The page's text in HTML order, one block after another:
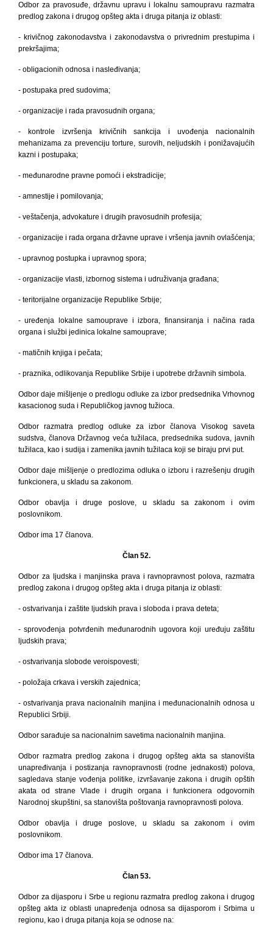
Odbor za pravosuđe, državnu upravu i lokalnu samoupravu razmatra
predlog zakona i drugog opšteg akta i druga pitanja iz oblasti:
- krivičnog zakonodavstva i zakonodavstva o privrednim prestupima i
prekršajima;
- obligacionih odnosa i nasleđivanja;
- postupaka pred sudovima;
- organizacije i rada pravosudnih organa;
- kontrole izvršenja krivičnih sankcija i uvođenja nacionalnih
mehanizama za prevenciju torture, surovih, neljudskih i ponižavajućih
kazni i postupaka;
- međunarodne pravne pomoći i ekstradicije;
- amnestije i pomilovanja;
- veštačenja, advokature i drugih pravosudnih profesija;
- organizacije i rada organa državne uprave i vršenja javnih ovlašćenja;
- upravnog postupka i upravnog spora;
- organizacije vlasti, izbornog sistema i udruživanja građana;
- teritorijalne organizacije Republike Srbije;
- uređenja lokalne samouprave i izbora, finansiranja i načina rada
organa i službi jedinica lokalne samouprave;
- matičnih knjiga i pečata;
- praznika, odlikovanja Republike Srbije i upotrebe državnih simbola.
Odbor daje mišljenje o predlogu odluke za izbor predsednika Vrhovnog
kasacionog suda i Republičkog javnog tužioca.
Odbor razmatra predlog odluke za izbor članova Visokog saveta
sudstva, članova Državnog veća tužilaca, predsednika sudova, javnih
tužilaca, kao i sudija i zamenika javnih tužilaca koji se biraju prvi put.
Odbor daje mišljenje o predlozima odluka o izboru i razrešenju drugih
funkcionera, u skladu sa zakonom.
Odbor obavlja i druge poslove, u skladu sa zakonom i ovim
poslovnikom.
Odbor ima 17 članova.
Član 52.
Odbor za ljudska i manjinska prava i ravnopravnost polova, razmatra
predlog zakona i drugog opšteg akta i druga pitanja iz oblasti:
- ostvarivanja i zaštite ljudskih prava i sloboda i prava deteta;
- sprovođenja potvrđenih međunarodnih ugovora koji uređuju zaštitu
ljudskih prava;
- ostvarivanja slobode veroispovesti;
- položaja crkava i verskih zajednica;
- ostvarivanja prava nacionalnih manjina i međunacionalnih odnosa u
Republici Srbiji.
Odbor sarađuje sa nacionalnim savetima nacionalnih manjina.
Odbor razmatra predlog zakona i drugog opšteg akta sa stanovišta
unapređivanja i postizanja ravnopravnosti (rodne jednakosti) polova,
sagledava stanje vođenja politike, izvršavanje zakona i drugih opštih
akata od strane Vlade i drugih organa i funkcionera odgovornih
Narodnoj skupštini, sa stanovišta poštovanja ravnopravnosti polova.
Odbor obavlja i druge poslove, u skladu sa zakonom i ovim
poslovnikom.
Odbor ima 17 članova.
Član 53.
Odbor za dijasporu i Srbe u regionu razmatra predlog zakona i drugog
opšteg akta iz oblasti unapređenja odnosa sa dijasporom i Srbima u
regionu, kao i druga pitanja koja se odnose na: